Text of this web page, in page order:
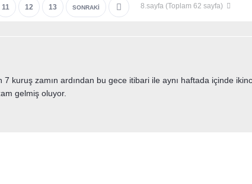
11 12 13 SONRAKI 8.sayfa (Toplam 62 sayfa)
kuruş zamın ardından bu gece itibari ile aynı haftada içinde
gelmiş oluyor.